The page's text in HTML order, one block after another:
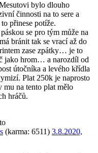
bylo dlouho
činnosti na to sere a
přinese potíže.
se pro tým může na
bránit tak se vrací až do
zase zpátky… je to
jako hrom… a narozdíl od
útočníka a levého křídla
Plat 250k je naprosto
na tento plat mělo
hráčů.
(karma: 6511) 3.8.2020,